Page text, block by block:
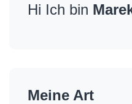
Hi Ich bin
Meine Art